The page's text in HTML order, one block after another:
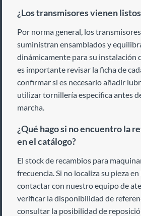
¿Los transmisores vienen
Por norma general, los
suministran ensamblados y
dinámicamente para su instalación
es importante revisar la ficha de
confirmar si es necesario añadir
utilizar tornillería específica antes
marcha.
¿Qué hago si no encuentro la
en el catálogo?
El stock de recambios para
frecuencia. Si no localiza su pieza
contactar con nuestro equipo de
verificar la disponibilidad de
consultar la posibilidad de